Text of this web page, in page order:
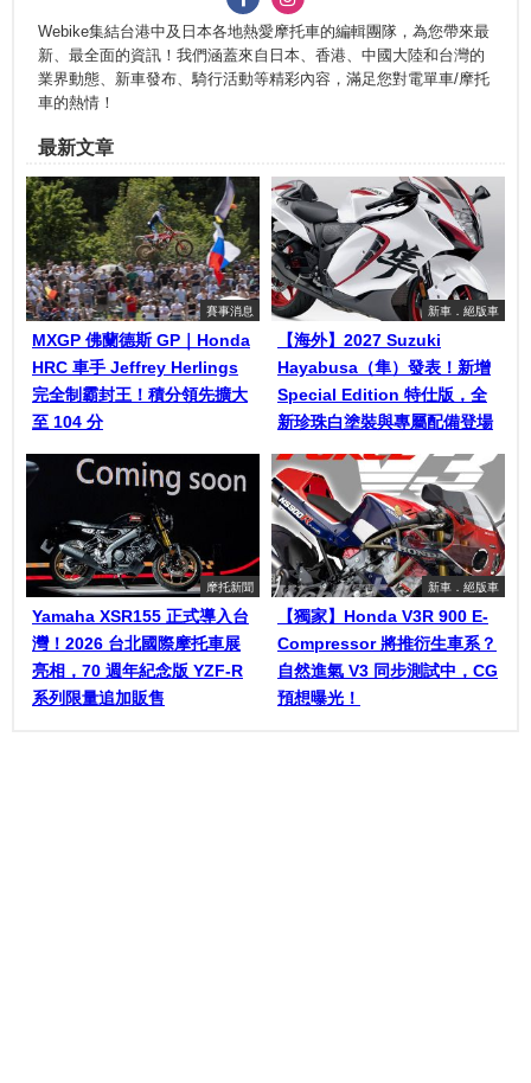
Webike集結台港中及日本各地熱愛摩托車的編輯團隊，為您帶來最
新、最全面的資訊！我們涵蓋來自日本、香港、中國大陸和台灣的
業界動態、新車發布、騎行活動等精彩內容，滿足您對電單車/摩托
車的熱情！
最新文章
賽事消息
MXGP 佛蘭德斯 GP｜Honda
HRC 車手 Jeffrey Herlings
完全制霸封王！積分領先擴大
至 104 分
新車．絕版車
【海外】2027 Suzuki
Hayabusa（隼）發表！新增
Special Edition 特仕版，全
新珍珠白塗裝與專屬配備登場
摩托新聞
Yamaha XSR155 正式導入台
灣！2026 台北國際摩托車展
亮相，70 週年紀念版 YZF-R
系列限量追加販售
新車．絕版車
【獨家】Honda V3R 900 E-
Compressor 將推衍生車系？
自然進氣 V3 同步測試中，CG
預想曝光！